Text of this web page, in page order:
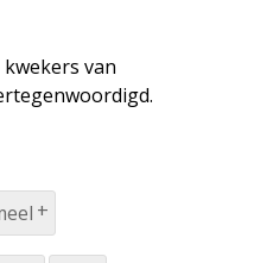
van